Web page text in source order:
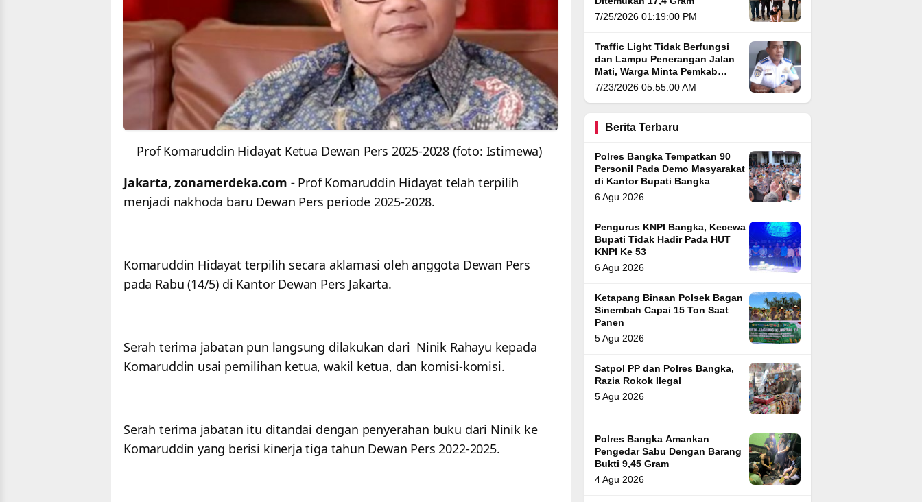
Prof Komaruddin Hidayat Ketua Dewan Pers 2025-2028 (foto: Istimewa)
Jakarta, zonamerdeka.com - Prof Komaruddin Hidayat telah terpilih
menjadi nakhoda baru Dewan Pers periode 2025-2028.
Komaruddin Hidayat terpilih secara aklamasi oleh anggota Dewan Pers
pada Rabu (14/5) di Kantor Dewan Pers Jakarta.
Serah terima jabatan pun langsung dilakukan dari Ninik Rahayu kepada
Komaruddin usai pemilihan ketua, wakil ketua, dan komisi-komisi.
Serah terima jabatan itu ditandai dengan penyerahan buku dari Ninik ke
Komaruddin yang berisi kinerja tiga tahun Dewan Pers 2022-2025.
7/25/2026 01:19:00 PM
Traffic Light Tidak Berfungsi
dan Lampu Penerangan Jalan
Mati, Warga Minta Pemkab
Bangka Segera Atasi
7/23/2026 05:55:00 AM
Berita Terbaru
Polres Bangka Tempatkan 90
Personil Pada Demo Masyarakat
di Kantor Bupati Bangka
6 Agu 2026
Pengurus KNPI Bangka, Kecewa
Bupati Tidak Hadir Pada HUT
KNPI Ke 53
6 Agu 2026
Ketapang Binaan Polsek Bagan
Sinembah Capai 15 Ton Saat
Panen
5 Agu 2026
Satpol PP dan Polres Bangka,
Razia Rokok Ilegal
5 Agu 2026
Polres Bangka Amankan
Pengedar Sabu Dengan Barang
Bukti 9,45 Gram
4 Agu 2026